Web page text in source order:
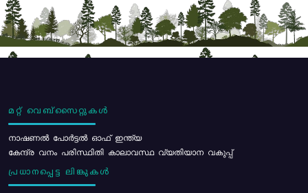
മറ്റ് വെബ്സൈറ്റുകൾ
നാഷണൽ പോർട്ടൽ ഓഫ് ഇന്ത്യ
കേന്ദ്ര വനം പരിസ്ഥിതി കാലാവസ്ഥ വ്യതിയാന വകുപ്പ്
പ്രധാനപ്പെട്ട ലിങ്കുകൾ